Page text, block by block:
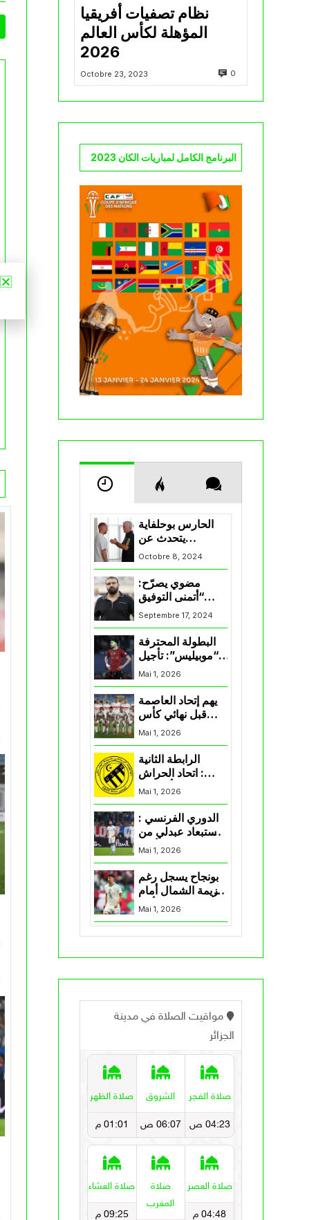
نظام تصفيات أفريقيا
المؤهلة لكأس العالم
2026
Octobre 23, 2023 0
البرنامج الكامل لمباريات الكان 2023
الحارس بوحلفاية
يتحدث عن
طموحاته مع
المنتخب و شباب
قسنطينة
Octobre 8, 2024
مضوي يصرّح:
“أتمنى التوفيق
لممثلي الكرة
الجزائرية في
Septembre 17, 2024
البطولة المحترفة
“موبيليس”: تأجيل
مباراة إتحاد
العاصمة وأتلتيك
بارادو
Mai 1, 2026
يهم إتحاد العاصمة
قبل نهائي كأس
اكاف : الزمالك
يسقط بثلاثية أمام
Mai 1, 2026
الرابطة الثانية
: اتحاد الحراش
يحسم التأهل إلى
“البلاي أوف”
Mai 1, 2026
الدوري الفرنسي :
استبعاد عبدلي من
قائمة مرسيليا أمام
Mai 1, 2026
بونجاح يسجل رغم
هزيمة الشمال أمام
السد في كأس
Mai 1, 2026